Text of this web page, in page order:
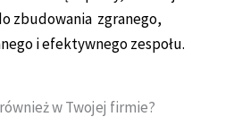
zbudowania zgranego,
i efektywnego zespołu.
w Twojej firmie?